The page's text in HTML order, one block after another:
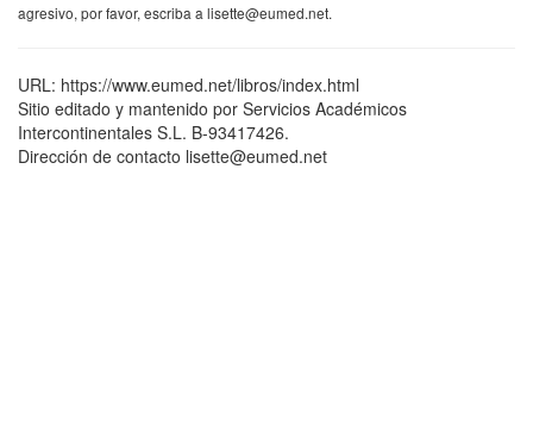
agresivo, por favor, escriba a lisette@eumed.net.
URL: https://www.eumed.net/libros/index.html
Sitio editado y mantenido por Servicios Académicos
Intercontinentales S.L. B-93417426.
Dirección de contacto lisette@eumed.net